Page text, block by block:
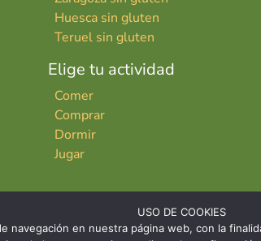
Huesca sin gluten
Teruel sin gluten
Elige tu actividad
Comer
Comprar
Dormir
Jugar
USO DE COOKIES
navegación en nuestra página web, con la